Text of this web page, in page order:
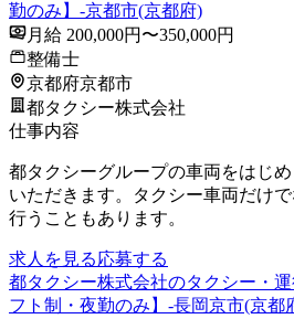
勤のみ】-京都市(京都府)
月給 200,000円〜350,000円
整備士
京都府京都市
都タクシー株式会社
仕事内容
都タクシーグループの車両をはじ
いただきます。タクシー車両だけ
行うこともあります。
求人を見る応募する
都タクシー株式会社のタクシー・
フト制・夜勤のみ】-長岡京市(京都